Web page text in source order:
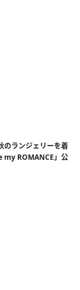
のランジェリーを着
my ROMANCE」公